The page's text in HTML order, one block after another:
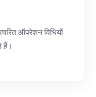
ऑपरेशन विधियों
हैं।